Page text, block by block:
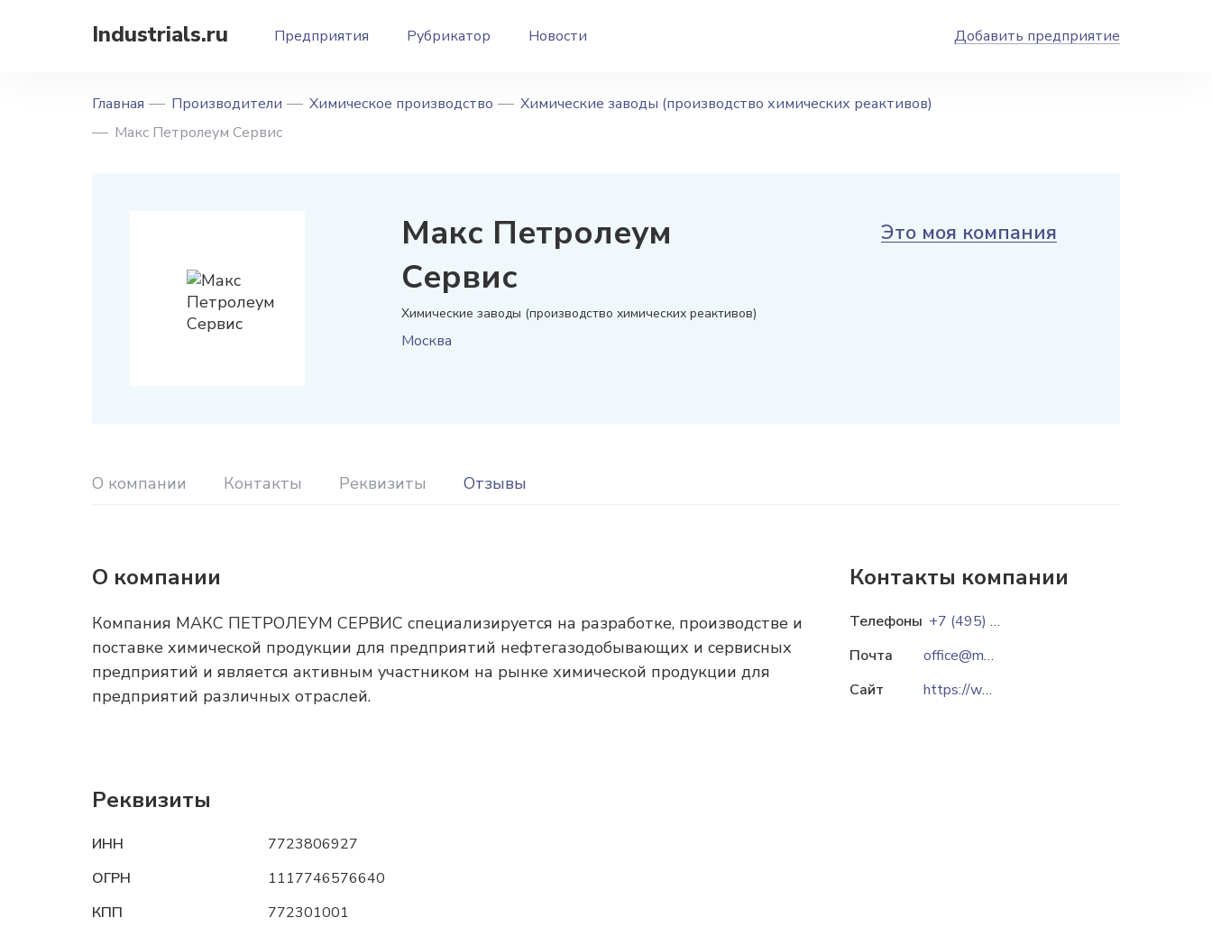
Industrials.ru Предприятия Рубрикатор Новости Добавить предприятие
Главная Производители Химическое производство
Химические заводы (производство химических реактивов)
Макс Петролеум Сервис
Макс Петролеум
Сервис
Химические заводы (производство химических реактивов)
Москва
Это моя компания
О компании Контакты Реквизиты Отзывы
О компании
Компания МАКС ПЕТРОЛЕУМ СЕРВИС специализируется на разработке, производстве и
поставке химической продукции для предприятий нефтегазодобывающих и сервисных
предприятий и является активным участником на рынке химической продукции для
предприятий различных отраслей.
Реквизиты
ИНН
7723806927
ОГРН
1117746576640
КПП
772301001
Контакты компании
Телефоны +7 (495) 668-09-73
Почта
office@mpservices.ru
Сайт
https://www.mpservices.ru